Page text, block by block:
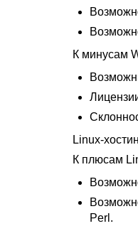
К минусам
Linux-
К плюсам
Perl.